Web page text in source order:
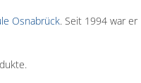
Osnabrück. Seit 1994 war er